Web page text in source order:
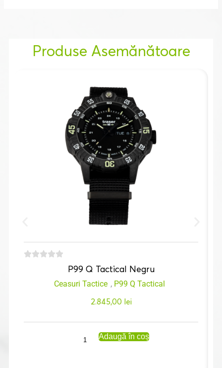
Produse Asemănătoare
P99 Q Tactical Negru
Ceasuri Tactice , P99 Q Tactical
2.845,00 lei
Adaugă în coș